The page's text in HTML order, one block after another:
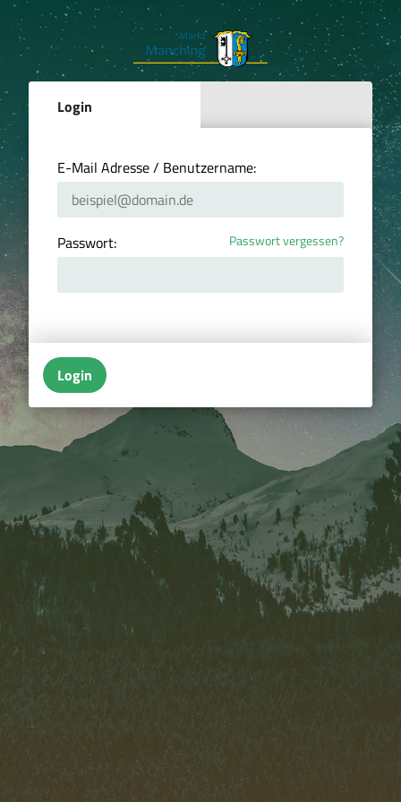
Login
E-Mail Adresse / Benutzername:
Passwort: Passwort vergessen?
Login